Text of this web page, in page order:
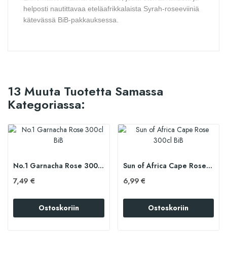
helposti nautittavaa eteläafrikkalaista Syrah-roseeviiniä
kätevässä BiB-pakkauksessa.
13 Muuta Tuotetta Samassa
Kategoriassa:
No.1 Garnacha Rose 300cl BiB
7,49 €
Ostoskoriin
Sun of Africa Cape Rose 300cl BiB
6,99 €
Ostoskoriin